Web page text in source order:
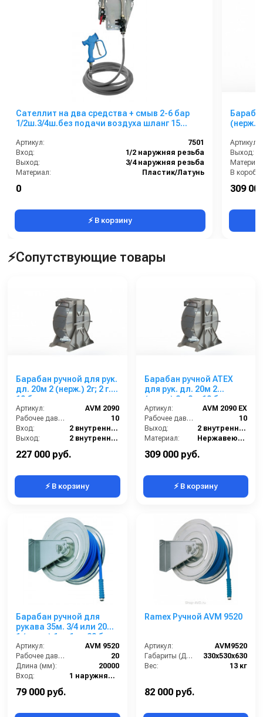
Сателлит на два средства + смыв 2-6 бар
1/2ш.3/4ш.без подачи воздуха шланг 15
Артикул:
7501
Вход:
1/2 наружняя резьба
Выход:
3/4 наружняя резьба
Материал:
Пластик/Латунь
Вес, кг:
0
⚡ В корзину
Артикул:
Выход:
В
309
⚡Сопутствующие товары
Барабан ручной для рук.
дл. 20м 2 (нерж.) 2г; 2 г.
10 бар
Артикул:
AVM 2090
Рабочее давление (бар):
10
Вход:
2 внутренняя резьба
Выход:
2 внутренняя резьба
227 000 руб.
⚡ В корзину
Барабан ручной ATEX
для рук. дл. 20м 2
(нерж.) 2г; 2 г. 10 бар
Артикул:
AVM 2090 EX
Рабочее давление (бар):
10
Выход:
2 внутренняя резьба
Материал:
Нержавеющая сталь
309 000 руб.
⚡ В корзину
Барабан ручной для
рукава 35м. 3/4 или 20м.
1 (нерж.) 1 ш.1 ш. 20 бар
Артикул:
AVM 9520
Рабочее давление (бар):
20
Длина (мм):
20000
Вход:
1 наружняя резьба
79 000 руб.
Ramex Ручной AVM 9520
Артикул:
AVM9520
Габариты (ДхШхВ):
330x530x630
Вес:
13 кг
82 000 руб.